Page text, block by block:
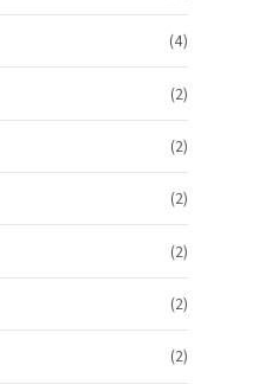
(4)
(2)
(2)
(2)
(2)
(2)
(2)